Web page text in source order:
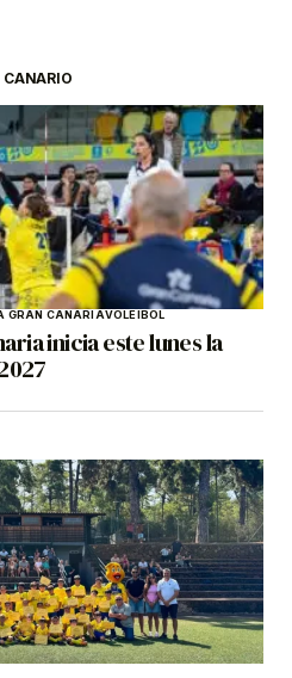
CANARIO
GRAN CANARIAVOLEIBOL
inicia este lunes la